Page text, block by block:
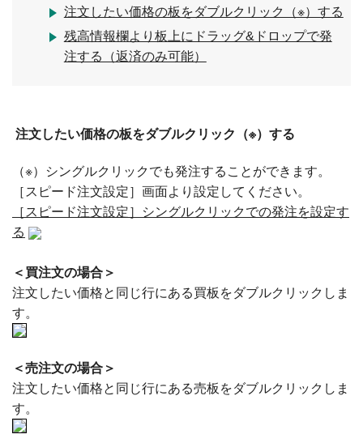
注文したい価格の板をダブルクリック（※）する
残高情報欄より板上にドラッグ&ドロップで発
注する（返済のみ可能）
注文したい価格の板をダブルクリック（※）する
（※）シングルクリックでも発注することができます。
［スピード注文設定］画面より設定してください。
［スピード注文設定］シングルクリックでの発注を設定す
る
＜買注文の場合＞
注文したい価格と同じ行にある買板をダブルクリックしま
す。
＜売注文の場合＞
注文したい価格と同じ行にある売板をダブルクリックしま
す。